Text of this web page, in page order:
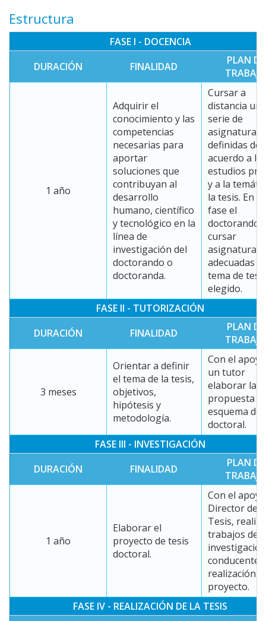
Estructura
FASE I - DOCENCIA
DURACIÓN
FINALIDAD
PLAN DE
TRABAJO
1 año
Adquirir el
conocimiento y las
competencias
necesarias para
aportar
soluciones que
contribuyan al
desarrollo
humano, científico
y tecnológico en la
línea de
investigación del
doctorando o
doctoranda.
Cursar a
distancia una
serie de
asignaturas
definidas de
acuerdo a
estudios
y a la
la tesis. En
fase el
doctorando
cursar
asignaturas
adecuadas al
tema de tesis
elegido.
FASE II - TUTORIZACIÓN
DURACIÓN
FINALIDAD
PLAN DE
TRABAJO
3 meses
Orientar a definir
el tema de la tesis,
objetivos,
hipótesis y
metodología.
Con el
un tutor
elaborar la
propuesta
esquema de
doctoral.
FASE III - INVESTIGACIÓN
DURACIÓN
FINALIDAD
PLAN DE
TRABAJO
1 año
Elaborar el
proyecto de tesis
doctoral.
Con el
Director de
Tesis,
trabajos de
investigación
conducentes
realización
proyecto.
FASE IV - REALIZACIÓN DE LA TESIS